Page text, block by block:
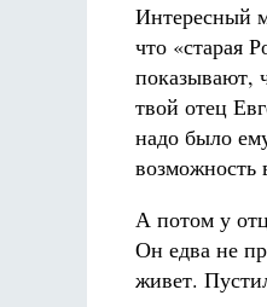
Интересный
что «старая
показывают,
твой отец
надо было
возможность
А потом у
Он едва не
живет.